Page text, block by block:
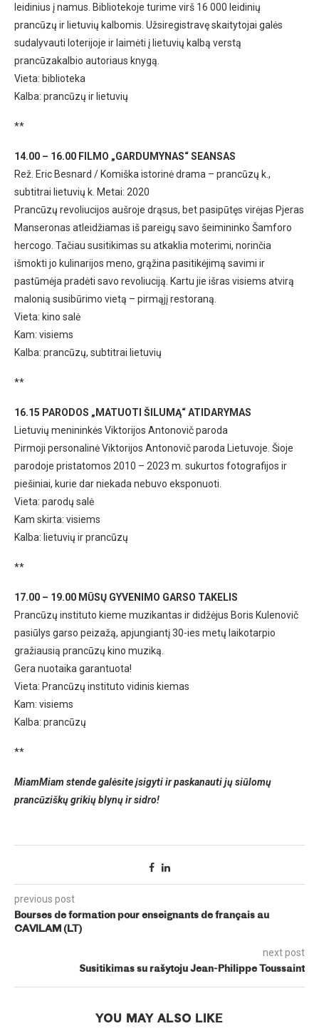
leidinius į namus. Bibliotekoje turime virš 16 000 leidinių
prancūzų ir lietuvių kalbomis. Užsiregistravę skaitytojai galės
sudalyvauti loterijoje ir laimėti į lietuvių kalbą verstą
prancūzakalbio autoriaus knygą.
Vieta: biblioteka
Kalba: prancūzų ir lietuvių
**
14.00 – 16.00 FILMO „GARDUMYNAS“ SEANSAS
Rež. Eric Besnard / Komiška istorinė drama – prancūzų k.,
subtitrai lietuvių k. Metai: 2020
Prancūzų revoliucijos aušroje drąsus, bet pasipūtęs virėjas Pjeras
Manseronas atleidžiamas iš pareigų savo šeimininko Šamforo
hercogo. Tačiau susitikimas su atkaklia moterimi, norinčia
išmokti jo kulinarijos meno, grąžina pasitikėjimą savimi ir
pastūmėja pradėti savo revoliuciją. Kartu jie išras visiems atvirą
malonią susibūrimo vietą – pirmąjį restoraną.
Vieta: kino salė
Kam: visiems
Kalba: prancūzų, subtitrai lietuvių
**
16.15 PARODOS „MATUOTI ŠILUMĄ“ ATIDARYMAS
Lietuvių menininkės Viktorijos Antonovič paroda
Pirmoji personalinė Viktorijos Antonovič paroda Lietuvoje. Šioje
parodoje pristatomos 2010 – 2023 m. sukurtos fotografijos ir
piešiniai, kurie dar niekada nebuvo eksponuoti.
Vieta: parodų salė
Kam skirta: visiems
Kalba: lietuvių ir prancūzų
**
17.00 – 19.00 MŪSŲ GYVENIMO GARSO TAKELIS
Prancūzų instituto kieme muzikantas ir didžėjus Boris Kulenovič
pasiūlys garso peizažą, apjungiantį 30-ies metų laikotarpio
gražiausią prancūzų kino muziką.
Gera nuotaika garantuota!
Vieta: Prancūzų instituto vidinis kiemas
Kam: visiems
Kalba: prancūzų
**
MiamMiam stende galėsite įsigyti ir paskanauti jų siūlomų
prancūziškų grikių blynų ir sidro!
previous post
Bourses de formation pour enseignants de français au
CAVILAM (LT)
next post
Susitikimas su rašytoju Jean-Philippe Toussaint
YOU MAY ALSO LIKE